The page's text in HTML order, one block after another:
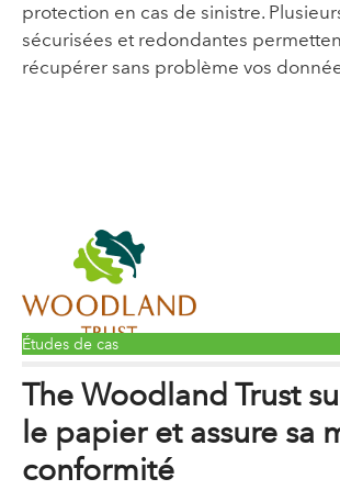
protection en cas de sinistre.
sécurisées et redondantes
récupérer sans problème vos
Études de cas
The Woodland Trust
le papier et assure sa
conformité